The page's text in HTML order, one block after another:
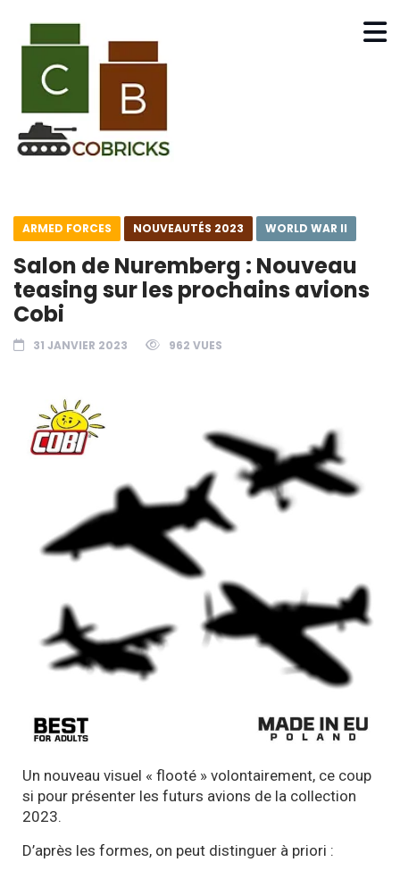
ARMED FORCES NOUVEAUTÉS 2023 WORLD WAR II
Salon de Nuremberg : Nouveau
teasing sur les prochains avions
Cobi
31 JANVIER 2023 962 VUES
Un nouveau visuel « flooté » volontairement, ce coup
si pour présenter les futurs avions de la collection
2023.
D’après les formes, on peut distinguer à priori :